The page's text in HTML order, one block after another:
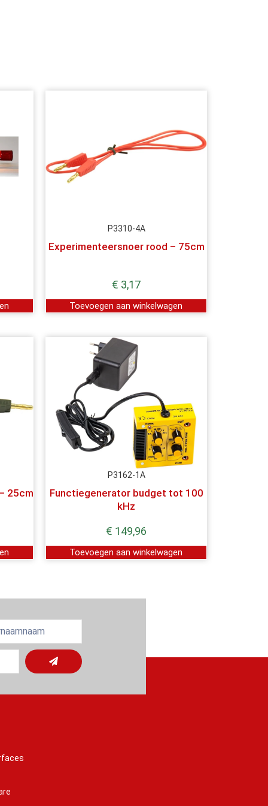
P3310-4A
Experimenteersnoer rood – 75cm
€ 3,17
Toevoegen aan winkelwagen
25cm
P3162-1A
Functiegenerator budget tot 100
kHz
€ 149,96
Toevoegen aan winkelwagen